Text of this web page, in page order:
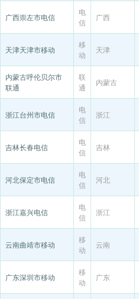
广西崇左市电信
电
信
广西
天津天津市移动
移
动
天津
内蒙古呼伦贝尔市
联通
联
通
内蒙古
浙江台州市电信
电
信
浙江
吉林长春电信
电
信
吉林
河北保定市电信
电
信
河北
浙江嘉兴电信
电
信
浙江
云南曲靖市移动
移
动
云南
广东深圳市移动
移
动
广东